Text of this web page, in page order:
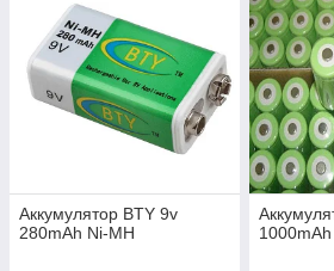
Аккумулятор BTY 9v
280mAh Ni-MH